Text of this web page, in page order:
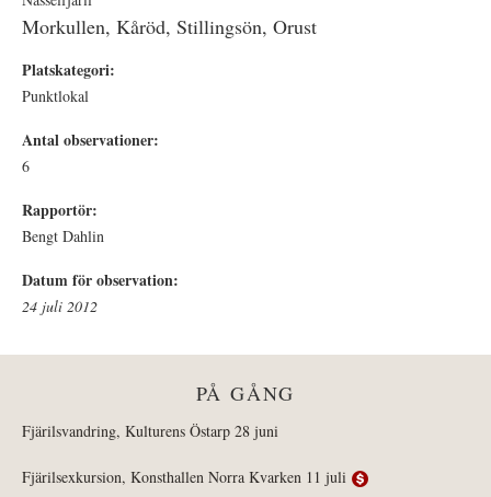
Morkullen, Kåröd, Stillingsön, Orust
Platskategori:
Punktlokal
Antal observationer:
6
Rapportör:
Bengt Dahlin
Datum för observation:
24 juli 2012
PÅ GÅNG
Fjärilsvandring, Kulturens Östarp 28 juni
Fjärilsexkursion, Konsthallen Norra Kvarken 11 juli